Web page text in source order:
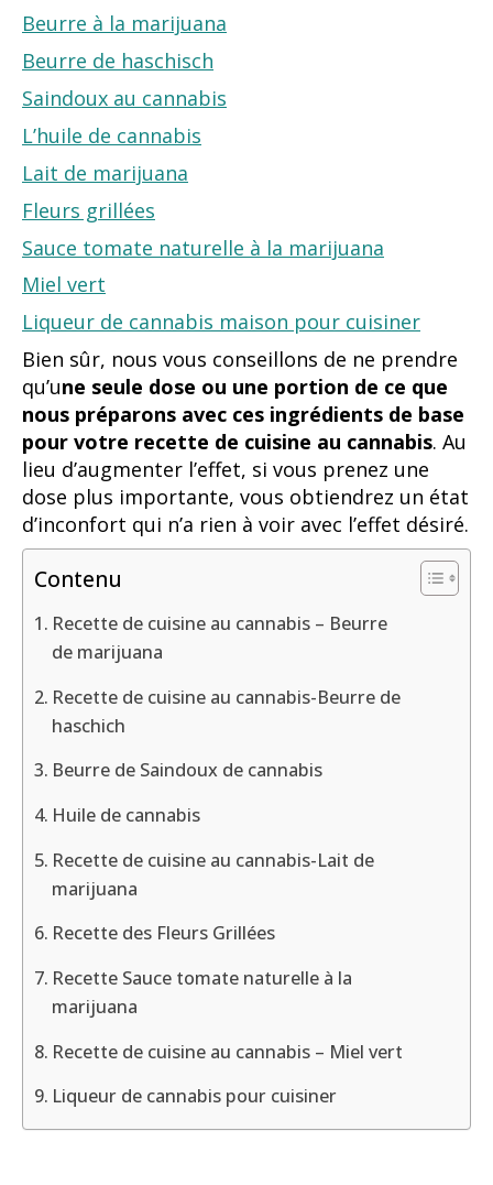
Beurre à la marijuana
Beurre de haschisch
Saindoux au cannabis
L’huile de cannabis
Lait de marijuana
Fleurs grillées
Sauce tomate naturelle à la marijuana
Miel vert
Liqueur de cannabis maison pour cuisiner
Bien sûr, nous vous conseillons de ne prendre
qu’une seule dose ou une portion de ce que
nous préparons avec ces ingrédients de base
pour votre recette de cuisine au cannabis. Au
lieu d’augmenter l’effet, si vous prenez une
dose plus importante, vous obtiendrez un état
d’inconfort qui n’a rien à voir avec l’effet désiré.
Contenu
Recette de cuisine au cannabis – Beurre
de marijuana
Recette de cuisine au cannabis-Beurre de
haschich
Beurre de Saindoux de cannabis
Huile de cannabis
Recette de cuisine au cannabis-Lait de
marijuana
Recette des Fleurs Grillées
Recette Sauce tomate naturelle à la
marijuana
Recette de cuisine au cannabis – Miel vert
Liqueur de cannabis pour cuisiner